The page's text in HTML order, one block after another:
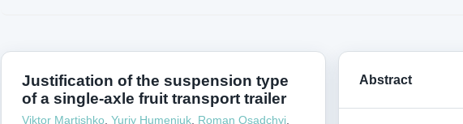
Justification of the suspension type
of a single-axle fruit transport trailer
Viktor Martishko Yuriy Humeniuk Roman Osadchyi
Abstract